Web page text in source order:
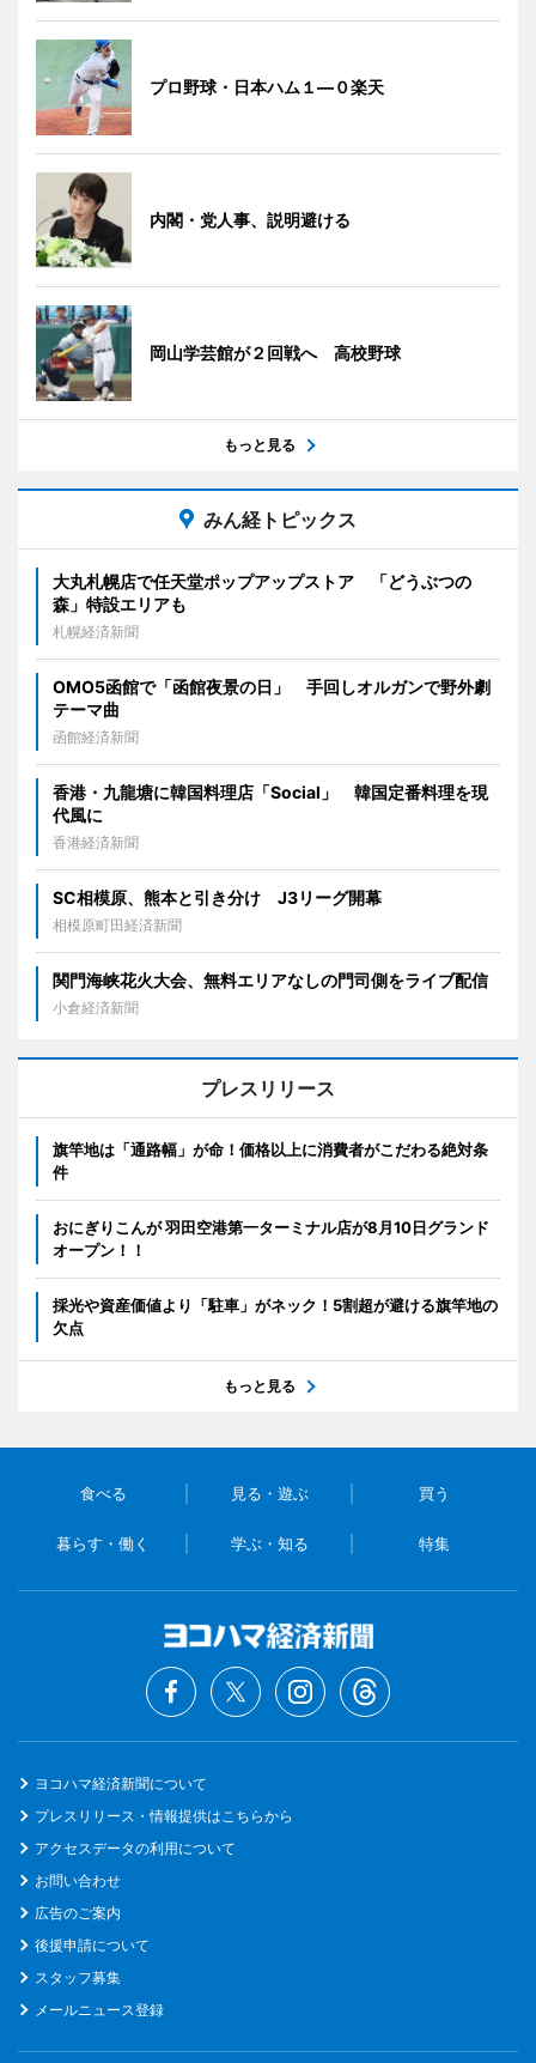
プロ野球・日本ハム１―０楽天
内閣・党人事、説明避ける
岡山学芸館が２回戦へ 高校野球
もっと見る
みん経トピックス
大丸札幌店で任天堂ポップアップストア 「どうぶつの
森」特設エリアも
札幌経済新聞
OMO5函館で「函館夜景の日」 手回しオルガンで野外劇
テーマ曲
函館経済新聞
香港・九龍塘に韓国料理店「Social」 韓国定番料理を現
代風に
香港経済新聞
SC相模原、熊本と引き分け J3リーグ開幕
相模原町田経済新聞
関門海峡花火大会、無料エリアなしの門司側をライブ配信
小倉経済新聞
プレスリリース
旗竿地は「通路幅」が命！価格以上に消費者がこだわる絶対条
件
おにぎりこんが 羽田空港第一ターミナル店が8月10日グランド
オープン！！
採光や資産価値より「駐車」がネック！5割超が避ける旗竿地の
欠点
もっと見る
食べる 見る・遊ぶ 買う
暮らす・働く 学ぶ・知る 特集
ヨコハマ経済新聞について
プレスリリース・情報提供はこちらから
アクセスデータの利用について
お問い合わせ
広告のご案内
後援申請について
スタッフ募集
メールニュース登録